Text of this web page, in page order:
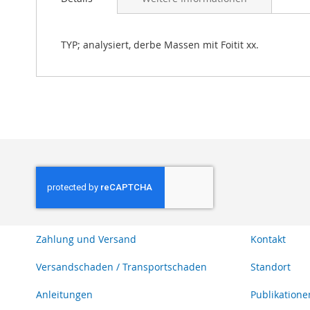
TYP; analysiert, derbe Massen mit Foitit xx.
Zahlung und Versand
Versandschaden / Transportschaden
Anleitungen
Kontakt
Standort